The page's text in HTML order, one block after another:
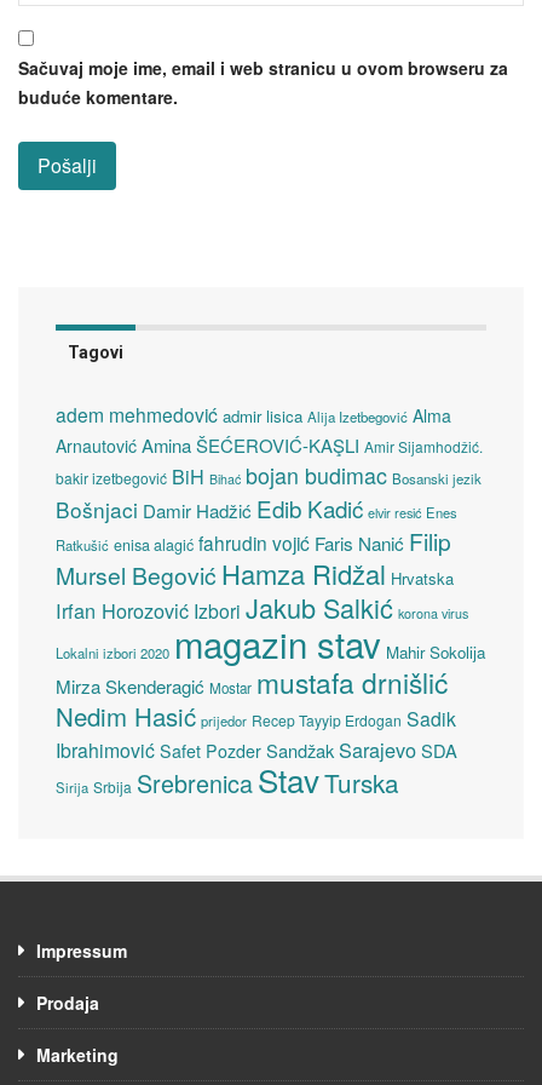
Sačuvaj moje ime, email i web stranicu u ovom browseru za
buduće komentare.
Tagovi
adem mehmedović admir lisica Alija Izetbegović Alma
Arnautović Amina ŠEĆEROVIĆ-KAŞLI Amir Sijamhodžić.
bakir izetbegović BiH Bihać bojan budimac Bosanski jezik
Bošnjaci Damir Hadžić Edib Kadić elvir resić Enes
Ratkušić enisa alagić fahrudin vojić Faris Nanić Filip
Mursel Begović Hamza Ridžal Hrvatska
Irfan Horozović Izbori Jakub Salkić korona virus
Lokalni izbori 2020 magazin stav Mahir Sokolija
Mirza Skenderagić Mostar mustafa drnišlić
Nedim Hasić prijedor Recep Tayyip Erdogan Sadik
Ibrahimović Safet Pozder SandžakSarajevoSDA
Sirija Srbija SrebrenicaStavTurska
Impressum
Prodaja
Marketing